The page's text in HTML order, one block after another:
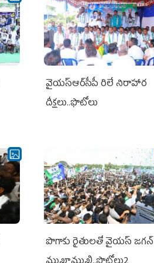
వైయ‌స్ఆర్‌సీపీ రిలే నిరాహార
దీక్షలు..ఫొటోలు
పొగాకు రైతుల‌తో వైయ‌స్ జ‌గ‌న్